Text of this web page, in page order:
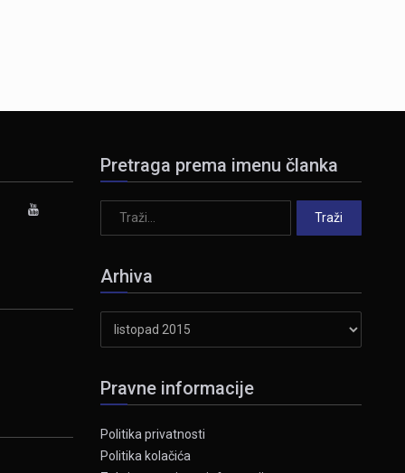
Pretraga prema imenu članka
Arhiva
Pravne informacije
Politika privatnosti
Politika kolačića